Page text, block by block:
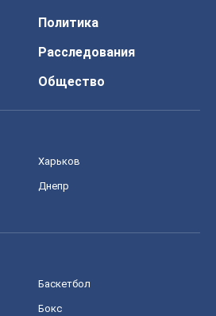
Политика
Расследования
Общество
Харьков
Днепр
Баскетбол
Бокс